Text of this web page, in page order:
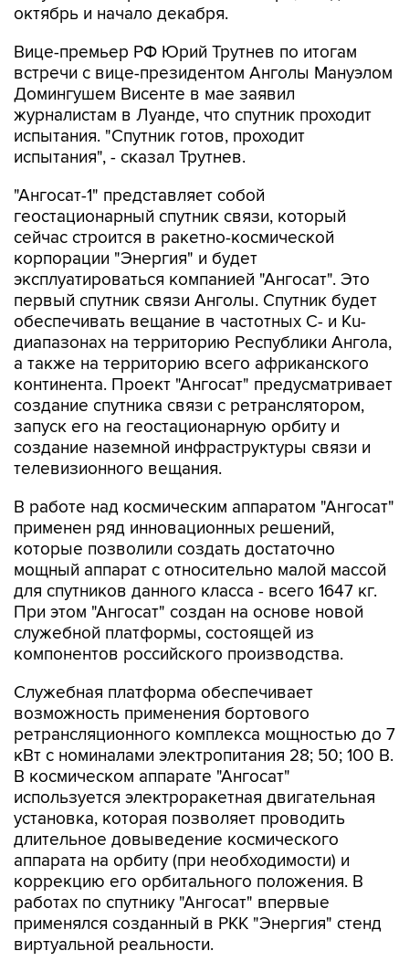
октябрь и начало декабря.
Вице-премьер РФ Юрий Трутнев по итогам
встречи с вице-президентом Анголы Мануэлом
Домингушем Висенте в мае заявил
журналистам в Луанде, что спутник проходит
испытания. "Спутник готов, проходит
испытания", - сказал Трутнев.
"Ангосат-1" представляет собой
геостационарный спутник связи, который
сейчас строится в ракетно-космической
корпорации "Энергия" и будет
эксплуатироваться компанией "Ангосат". Это
первый спутник связи Анголы. Спутник будет
обеспечивать вещание в частотных C- и Ku-
диапазонах на территорию Республики Ангола,
а также на территорию всего африканского
континента. Проект "Ангосат" предусматривает
создание спутника связи с ретранслятором,
запуск его на геостационарную орбиту и
создание наземной инфраструктуры связи и
телевизионного вещания.
В работе над космическим аппаратом "Ангосат"
применен ряд инновационных решений,
которые позволили создать достаточно
мощный аппарат с относительно малой массой
для спутников данного класса - всего 1647 кг.
При этом "Ангосат" создан на основе новой
служебной платформы, состоящей из
компонентов российского производства.
Служебная платформа обеспечивает
возможность применения бортового
ретрансляционного комплекса мощностью до 7
кВт с номиналами электропитания 28; 50; 100 В.
В космическом аппарате "Ангосат"
используется электроракетная двигательная
установка, которая позволяет проводить
длительное довыведение космического
аппарата на орбиту (при необходимости) и
коррекцию его орбитального положения. В
работах по спутнику "Ангосат" впервые
применялся созданный в РКК "Энергия" стенд
виртуальной реальности.